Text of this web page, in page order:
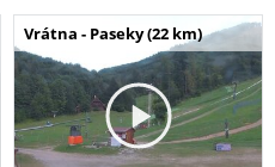
Vrátna - Paseky (22 km)